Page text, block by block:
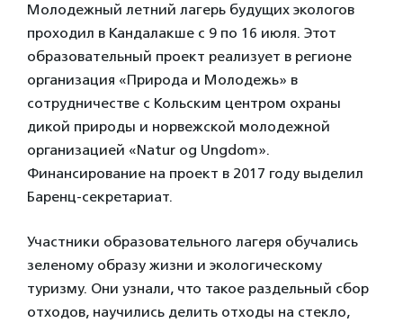
Молодежный летний лагерь будущих экологов
проходил в Кандалакше с 9 по 16 июля. Этот
образовательный проект реализует в регионе
организация «Природа и Молодежь» в
сотрудничестве с Кольским центром охраны
дикой природы и норвежской молодежной
организацией «Natur og Ungdom».
Финансирование на проект в 2017 году выделил
Баренц-секретариат.
Участники образовательного лагеря обучались
зеленому образу жизни и экологическому
туризму. Они узнали, что такое раздельный сбор
отходов, научились делить отходы на стекло,